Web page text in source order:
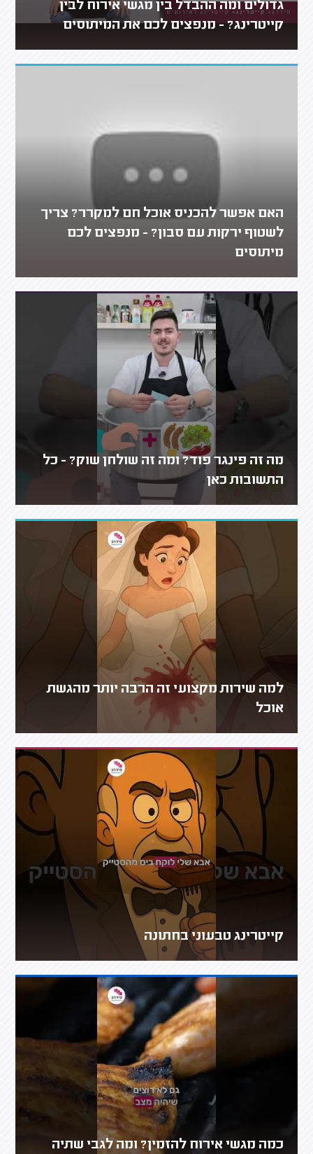
גדולים ומה ההבדל בין מגשי אירוח לבין
קייטרינג? - מנפצים לכם את המיתוסים
האם אפשר להכניס אוכל חם למקרר? צריך
לשטוף ירקות עם סבון? - מנפצים לכם
מיתוסים
מה זה פינגר פוד? ומה זה שולחן שוק? - כל
התשובות כאן
למה שירות מקצועי זה הרבה יותר מהגשת
אוכל
קייטרינג טבעוני בחתונה
כמה מגשי אירוח להזמין? ומה לגבי שתיה